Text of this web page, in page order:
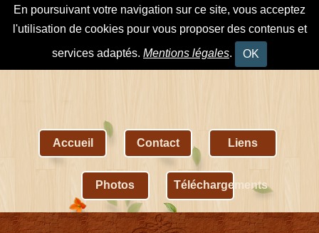
En poursuivant votre navigation sur ce site, vous acceptez
l'utilisation de cookies pour vous proposer des contenus et
services adaptés. Mentions légales. OK
Accueil Contact Liens
Photos Téléchargements